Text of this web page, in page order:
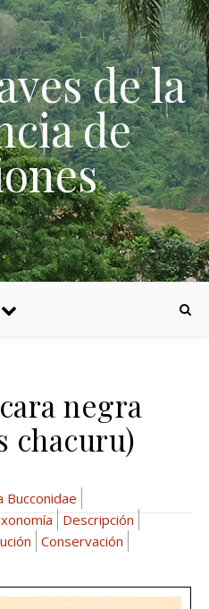
de la
de
negra
chacuru)
Bucconidae
Descripción
Conservación